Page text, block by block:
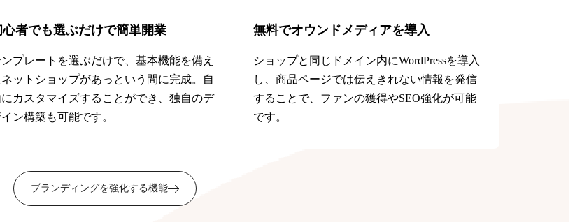
心者でも選ぶだけで簡単開業
プレートを選ぶだけで、基本機能を備え
ネットショップがあっという間に完成。自
にカスタマイズすることができ、独自のデ
ン構築も可能です。
無料でオウンドメディアを導入
ショップと同じドメイン内にWordPressを導入
し、商品ページでは伝えきれない情報を発信
することで、ファンの獲得やSEO強化が可能
です。
ブランディングを強化する機能